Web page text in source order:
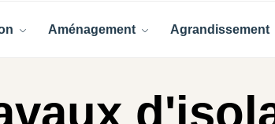
Aménagement Agrandissement